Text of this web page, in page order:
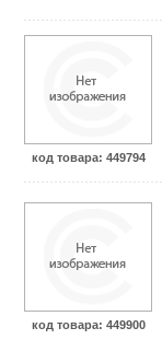
код товара: 449794
код товара: 449900